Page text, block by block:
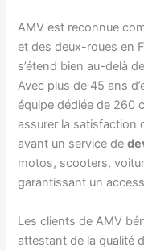
AMV est reconnue
et des deux-roues en
s’étend bien au-delà
Avec plus de 45 ans
équipe dédiée de 260
assurer la satisfaction
avant un service de
motos, scooters,
garantissant un
Les clients de AMV
attestant de la qualité